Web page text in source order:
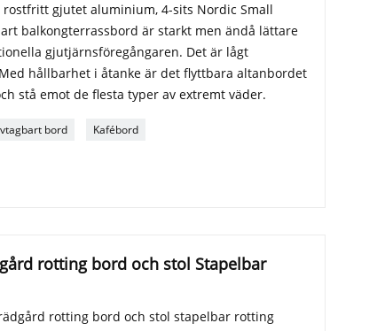
gjutet aluminium, 4-sits Nordic Small
balkongterrassbord är starkt men ändå lättare
gjutjärnsföregångaren. Det är lågt
hållbarhet i åtanke är det flyttbara altanbordet
stå emot de flesta typer av extremt väder.
bord Kafébord
rotting bord och stol Stapelbar
rotting bord och stol stapelbar rotting